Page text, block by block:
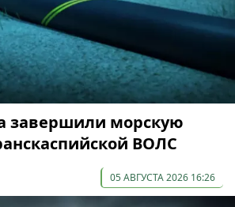
завершили морскую
ВОЛС
05 АВГУСТА 2026 16:26